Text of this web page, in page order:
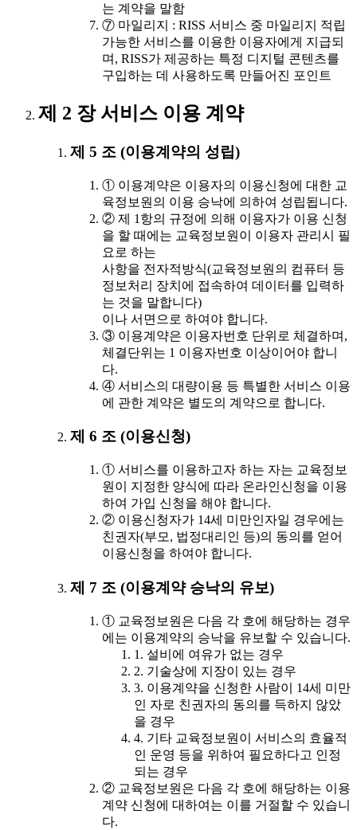
는 계약을 말함
⑦ 마일리지 : RISS 서비스 중 마일리지 적립
가능한 서비스를 이용한 이용자에게 지급되
며, RISS가 제공하는 특정 디지털 콘텐츠를
구입하는 데 사용하도록 만들어진 포인트
제 2 장 서비스 이용 계약
제 5 조 (이용계약의 성립)
① 이용계약은 이용자의 이용신청에 대한 교
육정보원의 이용 승낙에 의하여 성립됩니다.
② 제 1항의 규정에 의해 이용자가 이용 신청
을 할 때에는 교육정보원이 이용자 관리시 필
요로 하는
사항을 전자적방식(교육정보원의 컴퓨터 등
정보처리 장치에 접속하여 데이터를 입력하
는 것을 말합니다)
이나 서면으로 하여야 합니다.
③ 이용계약은 이용자번호 단위로 체결하며,
체결단위는 1 이용자번호 이상이어야 합니
다.
④ 서비스의 대량이용 등 특별한 서비스 이용
에 관한 계약은 별도의 계약으로 합니다.
제 6 조 (이용신청)
① 서비스를 이용하고자 하는 자는 교육정보
원이 지정한 양식에 따라 온라인신청을 이용
하여 가입 신청을 해야 합니다.
② 이용신청자가 14세 미만인자일 경우에는
친권자(부모, 법정대리인 등)의 동의를 얻어
이용신청을 하여야 합니다.
제 7 조 (이용계약 승낙의 유보)
① 교육정보원은 다음 각 호에 해당하는 경우
에는 이용계약의 승낙을 유보할 수 있습니다.
1. 설비에 여유가 없는 경우
2. 기술상에 지장이 있는 경우
3. 이용계약을 신청한 사람이 14세 미만
인 자로 친권자의 동의를 득하지 않았
을 경우
4. 기타 교육정보원이 서비스의 효율적
인 운영 등을 위하여 필요하다고 인정
되는 경우
② 교육정보원은 다음 각 호에 해당하는 이용
계약 신청에 대하여는 이를 거절할 수 있습니
다.